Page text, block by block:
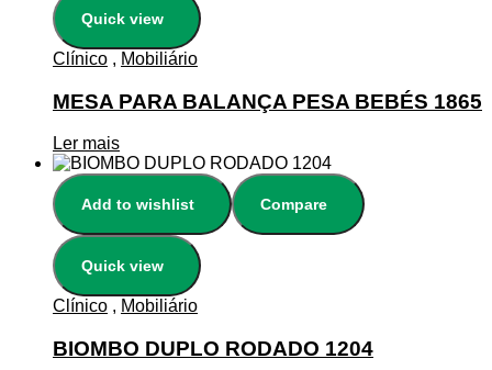
Quick view
Clínico , Mobiliário
MESA PARA BALANÇA PESA BEBÉS 1865
Ler mais
Add to wishlist Compare
Quick view
Clínico , Mobiliário
BIOMBO DUPLO RODADO 1204